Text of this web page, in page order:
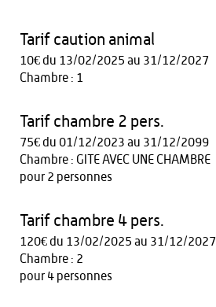
Tarif caution animal
10€ du 13/02/2025 au 31/12/2027
Chambre : 1
Tarif chambre 2 pers.
75€ du 01/12/2023 au 31/12/2099
Chambre : GITE AVEC UNE CHAMBRE
pour 2 personnes
Tarif chambre 4 pers.
120€ du 13/02/2025 au 31/12/2027
Chambre : 2
pour 4 personnes